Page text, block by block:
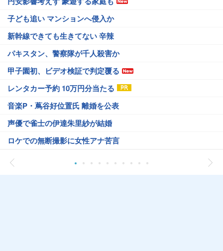
子ども追い マンションへ侵入か
新幹線できても生きてない 辛辣
パキスタン、警察隊が千人殺害か
甲子園初、ビデオ検証で判定覆る
レンタカー予約 10万円分当たる
音楽P・蔦谷好位置氏 離婚を公表
声優で雀士の伊達朱里紗が結婚
ロケでの無断撮影に女性アナ苦言